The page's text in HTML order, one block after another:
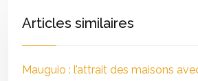
Articles similaires
Mauguio : l’attrait des maisons